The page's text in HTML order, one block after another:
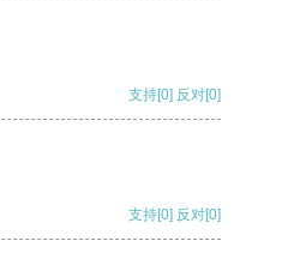
支持[0] 反对[0]
支持[0] 反对[0]